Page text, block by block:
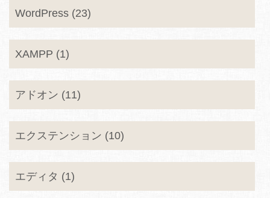
WordPress (23)
XAMPP (1)
アドオン (11)
エクステンション (10)
エディタ (1)